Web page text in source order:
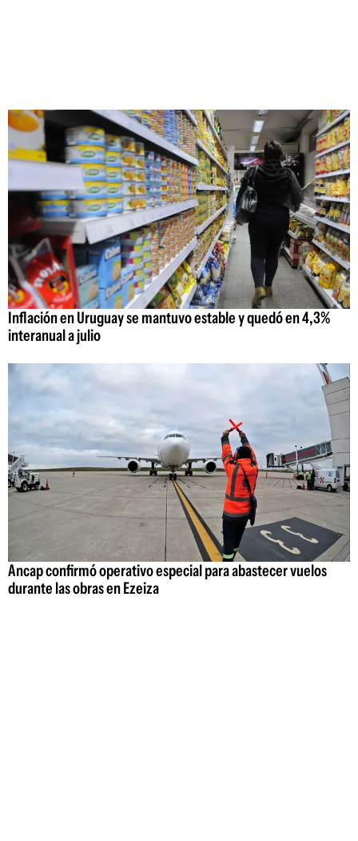
Inflación en Uruguay se mantuvo estable y quedó en 4,3%
interanual a julio
Ancap confirmó operativo especial para abastecer vuelos
durante las obras en Ezeiza